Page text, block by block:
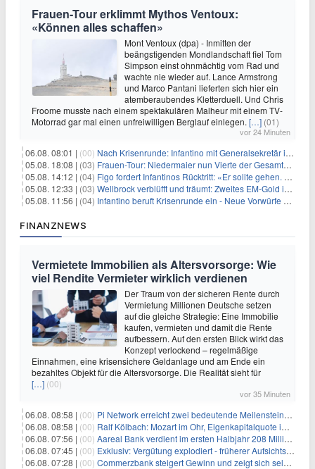
Frauen-Tour erklimmt Mythos Ventoux:
«Können alles schaffen»
Mont Ventoux (dpa) - Inmitten der
beängstigenden Mondlandschaft fiel Tom
Simpson einst ohnmächtig vom Rad und
wachte nie wieder auf. Lance Armstrong
und Marco Pantani lieferten sich hier ein
atemberaubendes Kletterduell. Und Chris
Froome musste nach einem spektakulären Malheur mit einem TV-
Motorrad gar mal einen unfreiwilligen Berglauf einlegen. […] (01)
vor 24 Minuten
06.08. 08:01 | (00) Nach Krisenrunde: Infantino mit Generalsekretär im Stadion
05.08. 18:08 | (03) Frauen-Tour: Niedermaier nun Vierte der Gesamtwertung
05.08. 14:12 | (04) Figo fordert Infantinos Rücktritt: «Er sollte gehen. Jetzt»
05.08. 12:33 | (03) Wellbrock verblüfft und träumt: Zweites EM-Gold in Paris
05.08. 11:56 | (04) Infantino beruft Krisenrunde ein - Neue Vorwürfe gegen FIFA
FINANZNEWS
Vermietete Immobilien als Altersvorsorge: Wie
viel Rendite Vermieter wirklich verdienen
Der Traum von der sicheren Rente durch
Vermietung Millionen Deutsche setzen
auf die gleiche Strategie: Eine Immobilie
kaufen, vermieten und damit die Rente
aufbessern. Auf den ersten Blick wirkt das
Konzept verlockend – regelmäßige
Einnahmen, eine krisensichere Geldanlage und am Ende ein
bezahltes Objekt für die Altersvorsorge. Die Realität sieht für
[…] (00)
vor 35 Minuten
06.08. 08:58 | (00) Pi Network erreicht zwei bedeutende Meilensteine in einer Rallye
06.08. 08:58 | (00) Ralf Kölbach: Mozart im Ohr, Eigenkapitalquote im Blick - wie dieser Denker die Westerwald Bank führt
06.08. 07:56 | (00) Aareal Bank verdient im ersten Halbjahr 208 Millionen Euro
06.08. 07:45 | (00) Exklusiv: Vergütung explodiert - früherer Aufsichtsratschef gibt aus Protest Ehrentitel ab
06.08. 07:28 | (00) Commerzbank steigert Gewinn und zeigt sich selbstbewusst gegenüber Unicredit